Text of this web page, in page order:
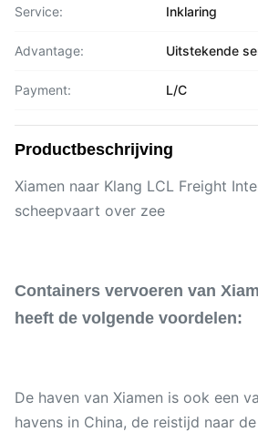
Service: Inklaring
Advantage: Uitstekende
Payment: L/C
Productbeschrijving
Xiamen naar Klang LCL Freight
scheepvaart over zee
Containers vervoeren van
heeft de volgende voordelen:
De haven van Xiamen is ook een
havens in China, de reistijd naar